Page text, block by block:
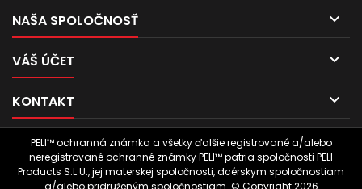
NAŠA SPOLOČNOSŤ 
VÁŠ ÚČET 
KONTAKT 
PELI™ ochranná známka a všetky ďalšie registrované a/alebo
neregistrované ochranné známky PELI™ patria spoločnosti PELI
Products S.L.U., jej materskej spoločnosti, dcérskym spoločnostiam
a/alebo pridruženým spoločnostiam. © Copyright 2026